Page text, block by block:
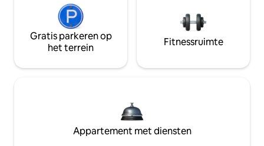
Gratis parkeren op
het terrein
Fitnessruimte
Appartement met diensten